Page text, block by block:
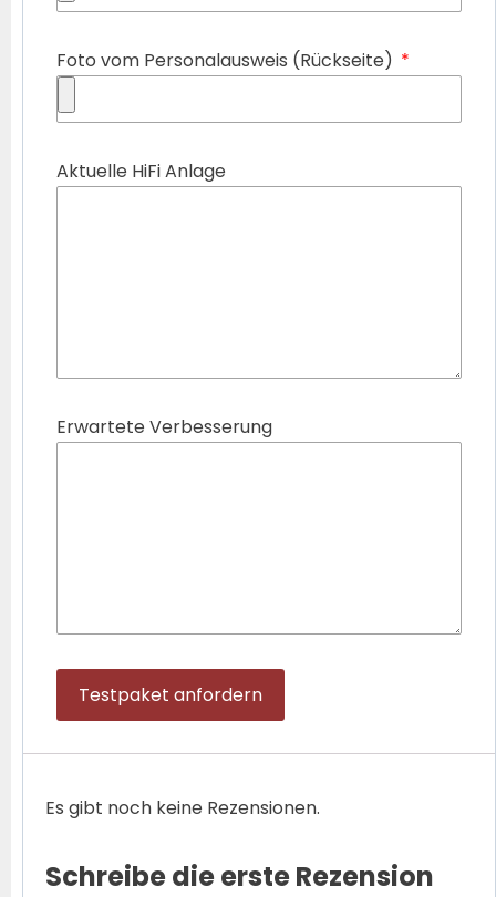
Foto vom Personalausweis (Rückseite)
Aktuelle HiFi Anlage
Erwartete Verbesserung
Testpaket anfordern
Es gibt noch keine Rezensionen.
Schreibe die erste Rezension